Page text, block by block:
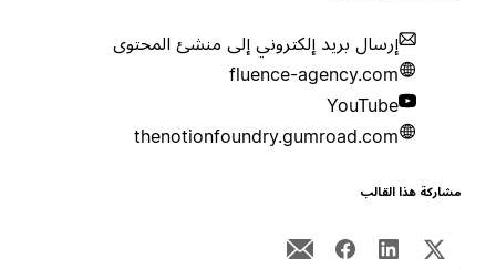
إرسال بريد إلكتروني إلى منشئ المحتوى
fluence-agency.com
YouTube
thenotionfoundry.gumroad.com
هذا القالب